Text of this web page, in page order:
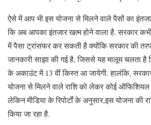
ऐसे में आप भी इस योजना से मिलने वाले पैसों का
कि अब आपका इंतजार खत्म होने वाला है. सरकार
में पैसा ट्रांसफर कर सकती है क्योंकि सरकार की
जानकारी साझा की गई है, जिससे यह मालूम चलता है
के अकाउंट में 13 वीं किस्त आ जायेगी. हालंकि,
योजना से मिलने वाले राशि को लेकर कोई ऑफिशियल
लेकिन मीडिया के रिपोर्टों के अनुसार,इस योजना की
किया जा रहा है.